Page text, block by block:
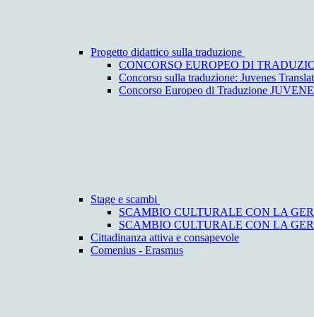
Progetto didattico sulla traduzione
CONCORSO EUROPEO DI
Concorso sulla traduzione: Juvenes
Concorso Europeo di Traduzione
Stage e scambi
SCAMBIO CULTURALE CON LA
SCAMBIO CULTURALE CON LA
Cittadinanza attiva e consapevole
Comenius - Erasmus